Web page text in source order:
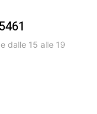
dalle 15 alle 19